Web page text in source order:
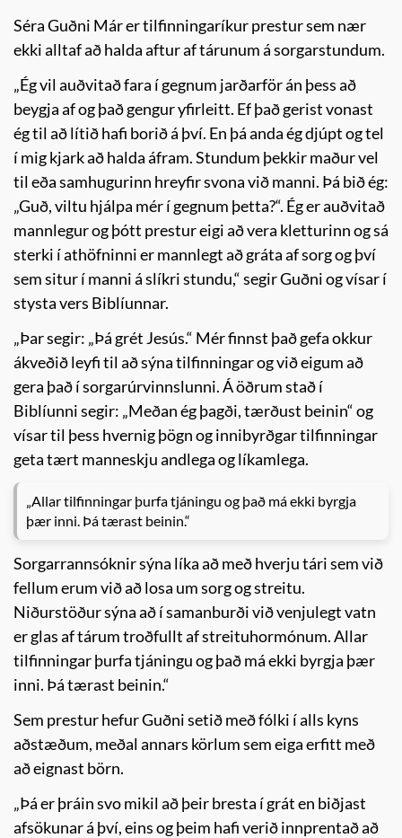
Séra Guðni Már er tilfinningaríkur prestur sem nær
ekki alltaf að halda aftur af tárunum á sorgarstundum.
„Ég vil auðvitað fara í gegnum jarðarför án þess að
beygja af og það gengur yfirleitt. Ef það gerist vonast
ég til að lítið hafi borið á því. En þá anda ég djúpt og tel
í mig kjark að halda áfram. Stundum þekkir maður vel
til eða samhugurinn hreyfir svona við manni. Þá bið ég:
„Guð, viltu hjálpa mér í gegnum þetta?“. Ég er auðvitað
mannlegur og þótt prestur eigi að vera kletturinn og sá
sterki í athöfninni er mannlegt að gráta af sorg og því
sem situr í manni á slíkri stundu,“ segir Guðni og vísar í
stysta vers Biblíunnar.
„Þar segir: „Þá grét Jesús.“ Mér finnst það gefa okkur
ákveðið leyfi til að sýna tilfinningar og við eigum að
gera það í sorgarúrvinnslunni. Á öðrum stað í
Biblíunni segir: „Meðan ég þagði, tærðust beinin“ og
vísar til þess hvernig þögn og innibyrðgar tilfinningar
geta tært manneskju andlega og líkamlega.
„Allar tilfinningar þurfa tjáningu og það má ekki byrgja
þær inni. Þá tærast beinin.“
Sorgarrannsóknir sýna líka að með hverju tári sem við
fellum erum við að losa um sorg og streitu.
Niðurstöður sýna að í samanburði við venjulegt vatn
er glas af tárum troðfullt af streituhormónum. Allar
tilfinningar þurfa tjáningu og það má ekki byrgja þær
inni. Þá tærast beinin.“
Sem prestur hefur Guðni setið með fólki í alls kyns
aðstæðum, meðal annars körlum sem eiga erfitt með
að eignast börn.
„Þá er þráin svo mikil að þeir bresta í grát en biðjast
afsökunar á því, eins og þeim hafi verið innprentað að